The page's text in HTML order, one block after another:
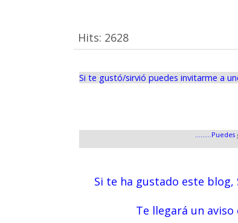
Hits: 2628
Si te gustó/sirvió puedes invitarme a
.........Puedes
Si te ha gustado este blog,
Te llegará un